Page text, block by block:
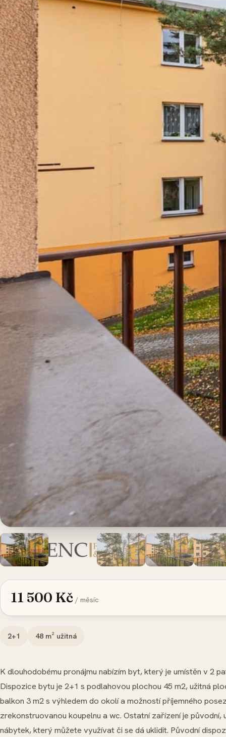
11 500 Kč / měsíc
2+1 48 m² užitná
K dlouhodobému pronájmu nabízím byt, který je umístěn v 2
Dispozice bytu je 2+1 s podlahovou plochou 45 m2, užitná
balkon 3 m2 s výhledem do okolí a možností příjemného
zrekonstruovanou koupelnu a wc. Ostatní zařízení je původní,
nábytek, který můžete využívat či se dá uklidit. Původní